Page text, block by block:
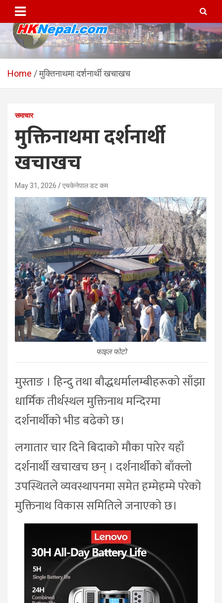
content
HKNepal.com – हङकङबाट
सञ्चालित पहिलो नेपाली अनलाईन
hknepal, hknepal.com, hk nepal, hk nepal com
Home मुक्तिनाथमा दर्शनार्थी खचाखच
समाचार
मुक्तिनाथमा दर्शनार्थी
खचाखच
May 31, 2026 एचकेनेपाल डट कम
फाइल फोटो
मुस्ताङ । हिन्दु तथा बौद्धधर्मालम्बीहरूको साँझा
धार्मिक तीर्थस्थल मुक्तिनाथ मन्दिरमा
दर्शनार्थीको भीड बढेको छ।
लगातार चार दिने बिदाको मौका पारेर यहाँ
दर्शनार्थी खचाखच छन् । दर्शनार्थीको बाँक्लो
उपस्थितले व्यवस्थापनमा समेत हम्मेहम्मे परेको
मुक्तिनाथ विकास समितिले जनाएको छ।